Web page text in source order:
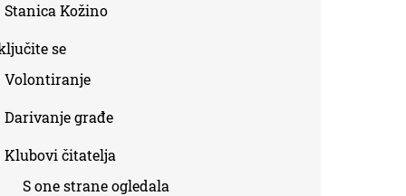
Stanica Kožino
se
Volontiranje
Darivanje građe
Klubovi čitatelja
S one strane ogledala